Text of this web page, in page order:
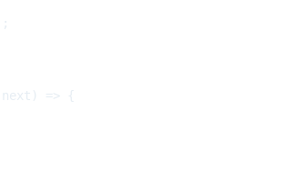
=> {